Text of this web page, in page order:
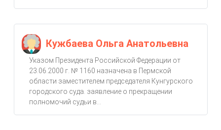
Кужбаева Ольга Анатольевна
Указом Президента Российской Федерации от
23.06.2000 г. № 1160 назначена в Пермской
области заместителем председателя Кунгурского
городского суда. заявление о прекращении
полномочий судьи в...